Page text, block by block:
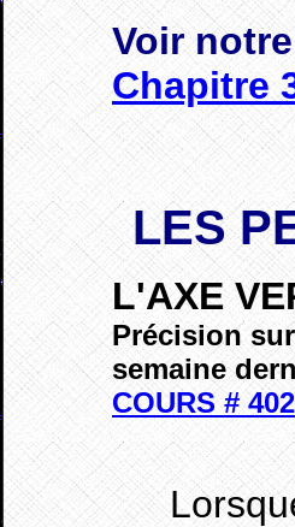
Voir
Chapitre
LES
L'AXE
Précision
semaine
COURS # 402